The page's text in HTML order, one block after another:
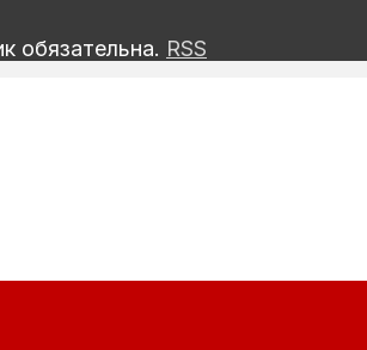
обязательна. RSS